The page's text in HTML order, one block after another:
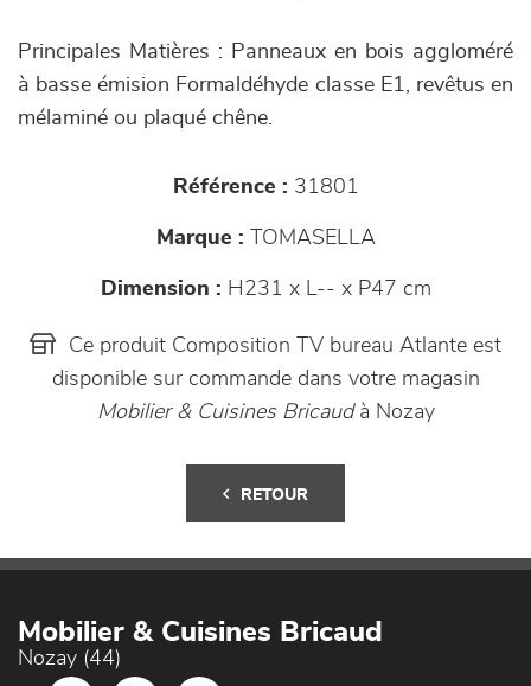
Principales Matières : Panneaux en bois aggloméré
à basse émision Formaldéhyde classe E1, revêtus en
mélaminé ou plaqué chêne.
Référence : 31801
Marque : TOMASELLA
Dimension : H231 x L-- x P47 cm
Ce produit Composition TV bureau Atlante est
disponible sur commande dans votre magasin
Mobilier & Cuisines Bricaudà Nozay
RETOUR
Mobilier & Cuisines Bricaud
Nozay (44)